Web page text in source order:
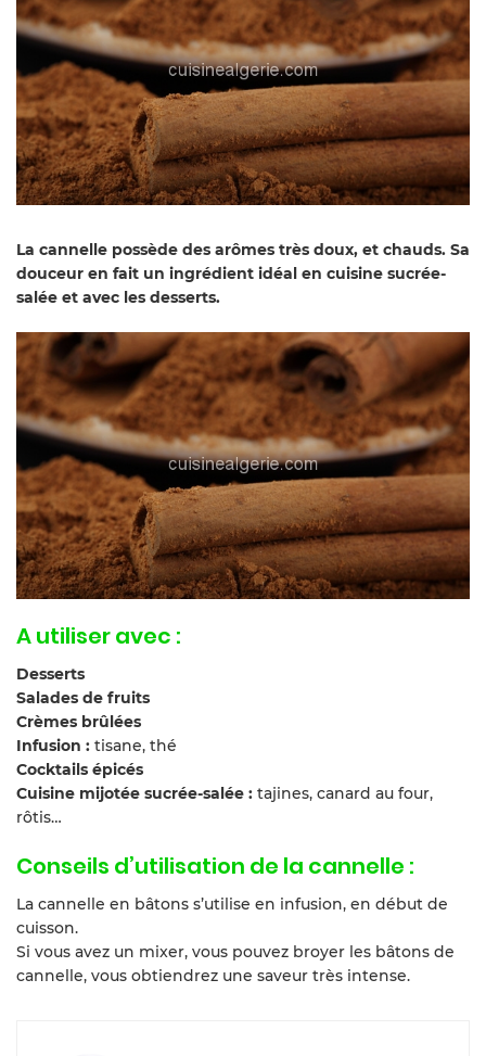
La cannelle possède des arômes très doux, et chauds. Sa
douceur en fait un ingrédient idéal en cuisine sucrée-
salée et avec les desserts.
A utiliser avec :
Desserts
Salades de fruits
Crèmes brûlées
Infusion : tisane, thé
Cocktails épicés
Cuisine mijotée sucrée-salée : tajines, canard au four,
rôtis…
Conseils d’utilisation de la cannelle :
La cannelle en bâtons s’utilise en infusion, en début de
cuisson.
Si vous avez un mixer, vous pouvez broyer les bâtons de
cannelle, vous obtiendrez une saveur très intense.